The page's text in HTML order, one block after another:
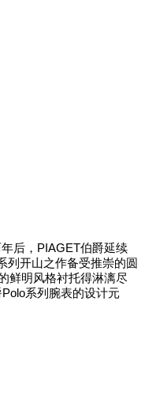
后， PIAGET伯爵延续
列开山之作备受推崇的圆
鲜明风格衬托得淋漓尽
Polo系列腕表的设计元